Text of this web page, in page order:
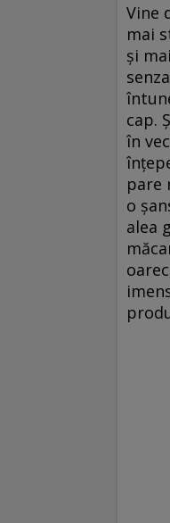
Vine
mai
și
cap.
în
pare
o
alea